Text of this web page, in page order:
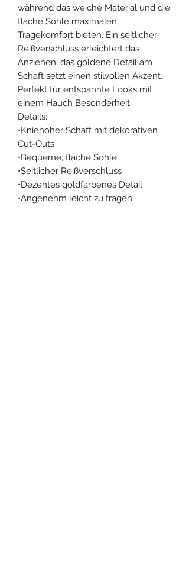
während das weiche Material und die
flache Sohle maximalen
Tragekomfort bieten. Ein seitlicher
Reißverschluss erleichtert das
Anziehen, das goldene Detail am
Schaft setzt einen stilvollen Akzent.
Perfekt für entspannte Looks mit
einem Hauch Besonderheit.
Details:
•Kniehoher Schaft mit dekorativen
Cut-Outs
•Bequeme, flache Sohle
•Seitlicher Reißverschluss
•Dezentes goldfarbenes Detail
•Angenehm leicht zu tragen